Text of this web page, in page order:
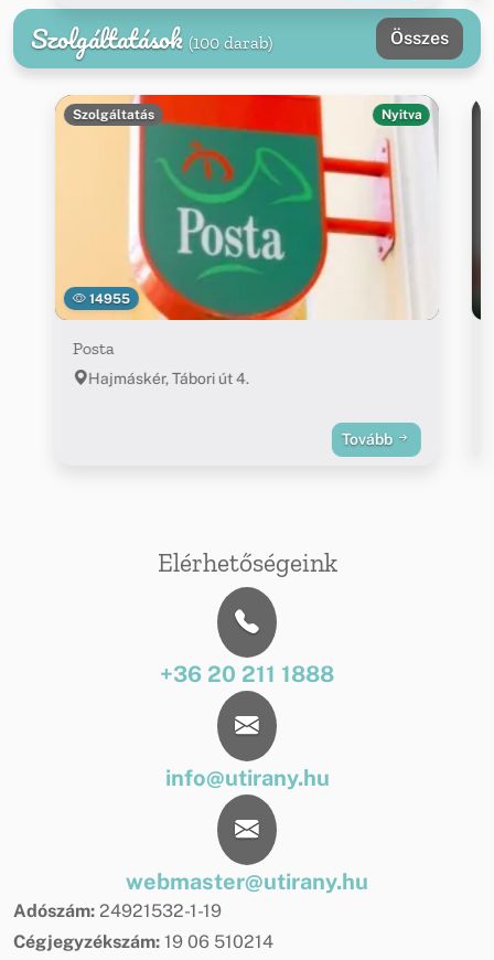
Szolgáltatások (100 darab) Összes
14955
Szolgáltatás Nyitva
Posta
Hajmáskér, Tábori út 4.
Tovább
Elérhetőségeink
+36 20 211 1888
info@utirany.hu
webmaster@utirany.hu
Adószám: 24921532-1-19
Cégjegyzékszám: 19 06 510214